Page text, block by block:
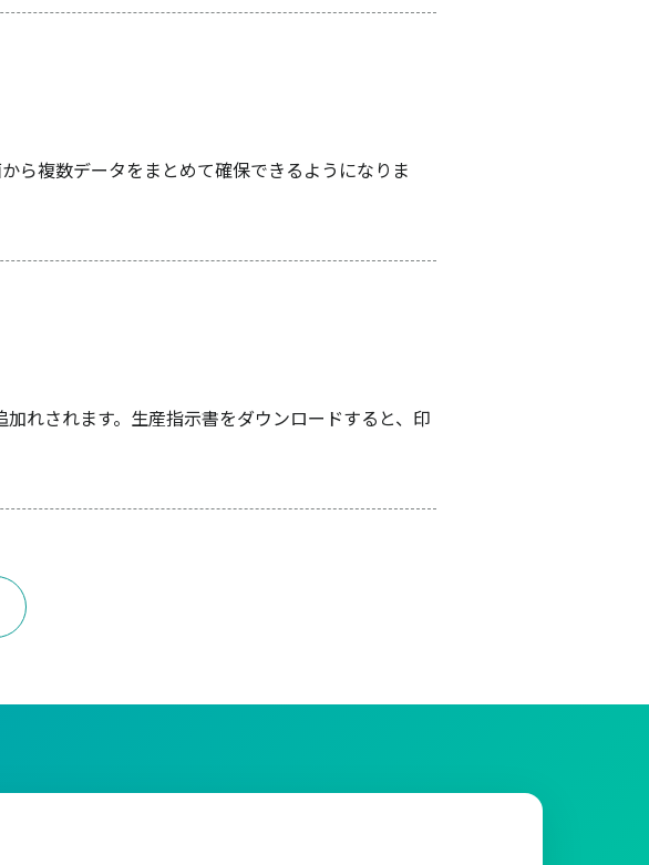
ら複数データをまとめて確保できるようになりま
れされます。生産指示書をダウンロードすると、印